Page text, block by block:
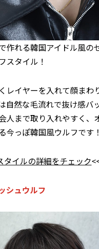
作れる韓国アイドル風の
スタイル！
レイヤーを入れて顔まわ
自然な毛流れで抜け感バ
人まで取り入れやすく、
今っぽ韓国風ウルフです！
タイルの詳細をチェック
シュウルフ